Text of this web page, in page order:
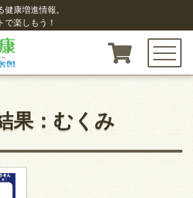
康増進情報。
楽しもう！
toggle
果：むくみ